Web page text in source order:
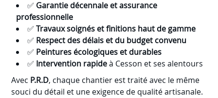
✅ Garantie décennale et assurance
professionnelle
✅ Travaux soignés et finitions haut de gamme
✅ Respect des délais et du budget convenu
✅ Peintures écologiques et durables
✅ Intervention rapideà Cesson et ses alentours
Avec P.R.D, chaque chantier est traité avec le même
souci du détail et une exigence de qualité artisanale.